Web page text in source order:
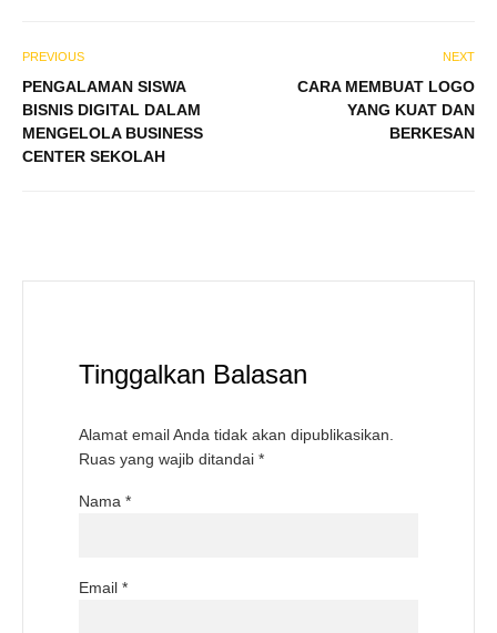
PREVIOUS
PENGALAMAN SISWA
BISNIS DIGITAL DALAM
MENGELOLA BUSINESS
CENTER SEKOLAH
NEXT
CARA MEMBUAT LOGO
YANG KUAT DAN
BERKESAN
Tinggalkan Balasan
Alamat email Anda tidak akan dipublikasikan.
Ruas yang wajib ditandai *
Nama *
Email *